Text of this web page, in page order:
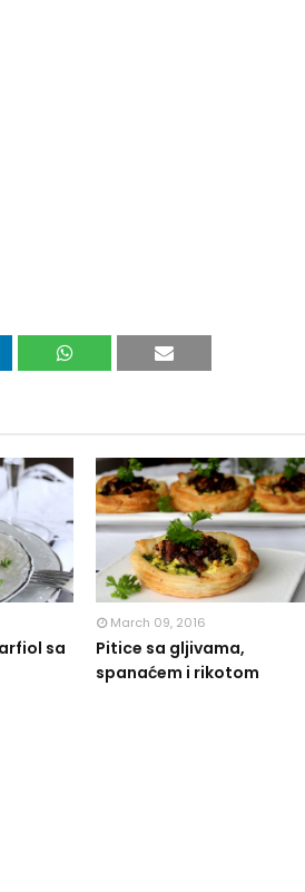
sa
March 09, 2016
Pitice sa gljivama,
spanaćem i rikotom